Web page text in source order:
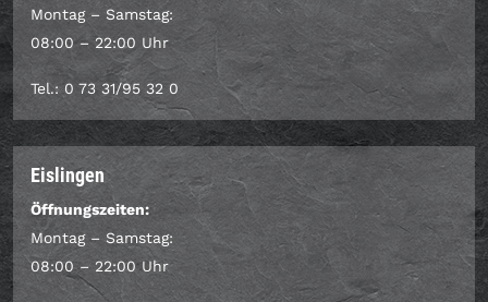
Montag – Samstag:
08:00 – 22:00 Uhr
Tel.: 0 73 31/95 32 0
Eislingen
Öffnungszeiten:
Montag – Samstag:
08:00 – 22:00 Uhr